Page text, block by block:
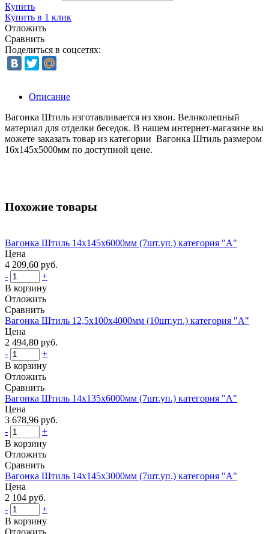
Купить
Купить в 1 клик
Отложить
Сравнить
Поделиться в соцсетях:
Описание
Вагонка Штиль изготавливается из хвои. Великолепный
материал для отделки беседок. В нашем интернет-магазине вы
можете заказать товар из категории Вагонка Штиль размером
16х145х5000мм по доступной цене.
Похожие товары
Вагонка Штиль 14х145х6000мм (7шт.уп.) категория "А"
Цена
4 209,60 руб.
-
+
В корзину
Отложить
Сравнить
Вагонка Штиль 12,5х100х4000мм (10шт.уп.) категория "А"
Цена
2 494,80 руб.
-
+
В корзину
Отложить
Сравнить
Вагонка Штиль 14х135х6000мм (7шт.уп.) категория "A"
Цена
3 678,96 руб.
-
+
В корзину
Отложить
Сравнить
Вагонка Штиль 14х145х3000мм (7шт.уп.) категория "А"
Цена
2 104 руб.
-
+
В корзину
Отложить